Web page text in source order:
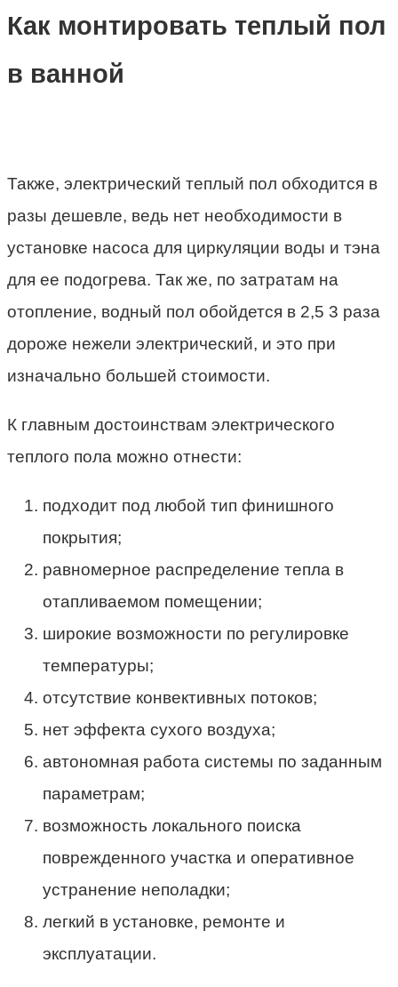
Как монтировать теплый пол
в ванной
Также, электрический теплый пол обходится в
разы дешевле, ведь нет необходимости в
установке насоса для циркуляции воды и тэна
для ее подогрева. Так же, по затратам на
отопление, водный пол обойдется в 2,5 3 раза
дороже нежели электрический, и это при
изначально большей стоимости.
К главным достоинствам электрического
теплого пола можно отнести:
подходит под любой тип финишного
покрытия;
равномерное распределение тепла в
отапливаемом помещении;
широкие возможности по регулировке
температуры;
отсутствие конвективных потоков;
нет эффекта сухого воздуха;
автономная работа системы по заданным
параметрам;
возможность локального поиска
поврежденного участка и оперативное
устранение неполадки;
легкий в установке, ремонте и
эксплуатации.